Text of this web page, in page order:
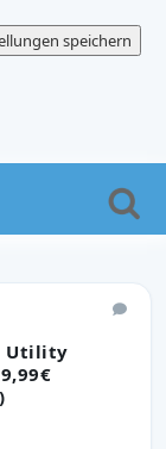
speichern
Utility